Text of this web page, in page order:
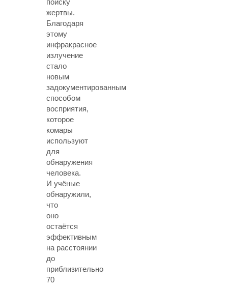
поиску
жертвы.
Благодаря
этому
инфракрасное
излучение
стало
новым
задокументированным
способом
восприятия,
которое
комары
используют
для
обнаружения
человека.
И учёные
обнаружили,
что
оно
остаётся
эффективным
на расстоянии
до
приблизительно
70